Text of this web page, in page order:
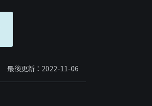
最後更新：2022-11-06